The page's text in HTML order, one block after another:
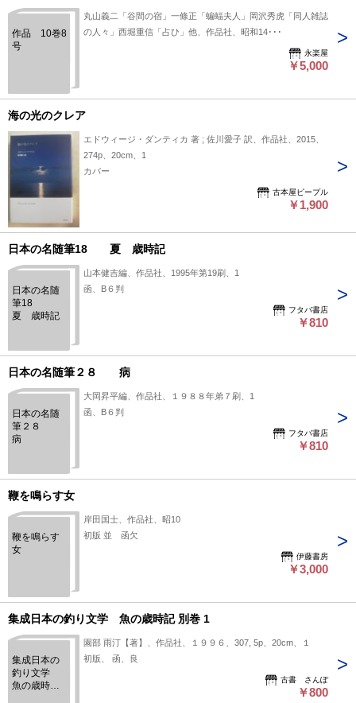
作品 10巻8
号
丸山義二「谷間の宿」一條正「蝙蝠夫人」岡沢秀虎「同人雑誌
の人々」西堀重信「占ひ」他、作品社、昭和14･･･
永楽屋
￥5,000
海の光のクレア
エドウィージ・ダンティカ 著 ; 佐川愛子 訳、作品社、2015、
274p、20cm、1
カバー
古本屋ピープル
￥1,900
日本の名随筆18 夏 歳時記
日本の名随
筆18
夏 歳時記
山本健吉編、作品社、1995年第19刷、1
函、B６判
フタバ書店
￥810
日本の名随筆２８ 病
日本の名随
筆２８
病
大岡昇平編、作品社、１９８８年弟７刷、1
函、B６判
フタバ書店
￥810
鞭を鳴らす女
鞭を鳴らす
女
岸田国士、作品社、昭10
初版 並 函欠
伊藤書房
￥3,000
集成日本の釣り文学 魚の歳時記 別巻 1
集成日本の
釣り文学
魚の歳時記
園部 雨汀【著】、作品社、１９９６、307, 5p、20cm、１
初版、 函、良
古書 さんぽ
￥800